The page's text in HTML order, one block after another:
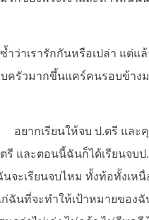
ว่าเรารักกันหรือเปล่า แต่แ
ครัวมากขึ้นแคร์คนรอบข้าง
อยากเรียนให้จบ ป.ตรี และ
และตอนนี้ฉันก็ได้เรียนจบป
จะเรียนจบไหม ทั้งท้อทั้งเหนื่
นที่จะทำให้เป้าหมายของฉั